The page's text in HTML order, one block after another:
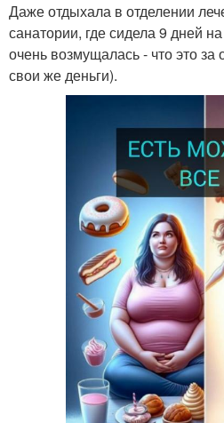
Даже отдыхала в отделении
санатории, где сидела 9 дней
очень возмущалась - что это за
свои же деньги).